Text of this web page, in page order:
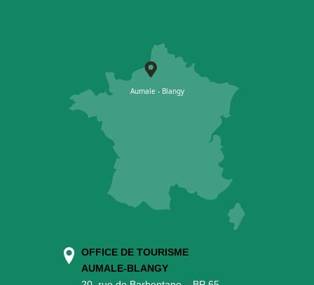
OFFICE DE TOURISME
AUMALE-BLANGY